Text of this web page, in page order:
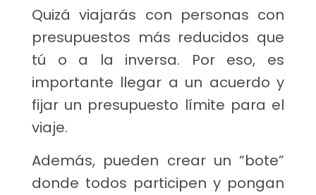
Quizá viajarás con personas con
presupuestos más reducidos que
tú o a la inversa. Por eso, es
importante llegar a un acuerdo y
fijar un presupuesto límite para el
viaje.
Además, pueden crear un “bote”
donde todos participen y pongan